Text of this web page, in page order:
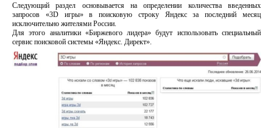
Следующий раздел основывается на определении количества введенных
запросов «3D игры» в поисковую строку Яндекс за последний месяц
исключительно жителями России.
Для этого аналитики «Биржевого лидера» будут использовать специальный
сервис поисковой системы «Яндекс. Директ».